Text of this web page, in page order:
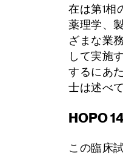
在は第1相
薬理学、
ざまな業
して実施
するにあ
士は述べ
HOPO
この臨床